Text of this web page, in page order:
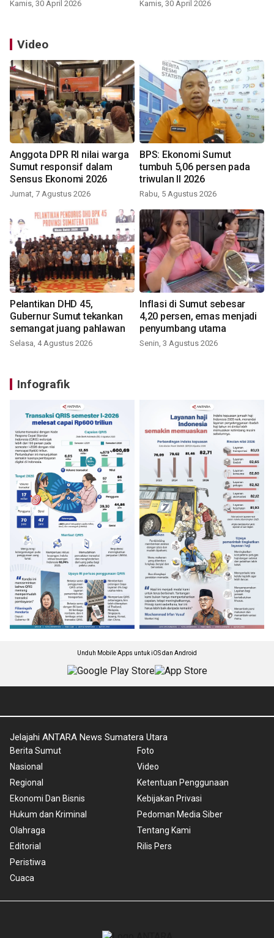
Kamis, 30 April 2026 Kamis, 30 April 2026
Video
Anggota DPR RI nilai warga
Sumut responsif dalam
Sensus Ekonomi 2026
Jumat, 7 Agustus 2026
BPS: Ekonomi Sumut
tumbuh 5,06 persen pada
triwulan II 2026
Rabu, 5 Agustus 2026
Pelantikan DHD 45,
Gubernur Sumut tekankan
semangat juang pahlawan
Selasa, 4 Agustus 2026
Inflasi di Sumut sebesar
4,20 persen, emas menjadi
penyumbang utama
Senin, 3 Agustus 2026
Infografik
Unduh Mobile Apps untuk iOS dan Android
Jelajahi ANTARA News Sumatera Utara
Berita Sumut
Nasional
Regional
Ekonomi Dan Bisnis
Hukum dan Kriminal
Olahraga
Editorial
Peristiwa
Cuaca
Foto
Video
Ketentuan Penggunaan
Kebijakan Privasi
Pedoman Media Siber
Tentang Kami
Rilis Pers